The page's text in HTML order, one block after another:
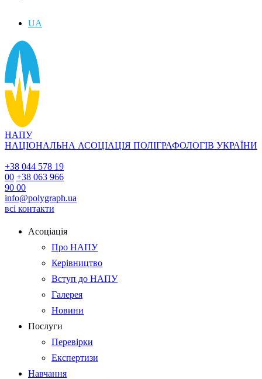
UA
НАПУ
НАЦІОНАЛЬНА АСОЦІАЦІЯ ПОЛІГРАФОЛОГІВ УКРАЇНИ
+38 044 578 19
00 +38 063 966
90 00
info@polygraph.ua
всі контакти
Асоціація
Про НАПУ
Керівництво
Вступ до НАПУ
Галерея
Новини
Послуги
Перевірки
Експертизи
Навчання